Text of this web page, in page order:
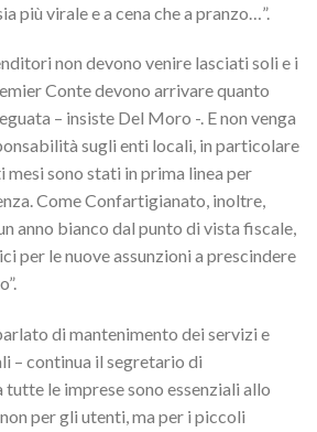
più virale e a cena che a pranzo…”.
non devono venire lasciati soli e i
Conte devono arrivare quanto
– insiste Del Moro -. E non venga
sugli enti locali, in particolare
mesi sono stati in prima linea per
Come Confartigianato, inoltre,
anno bianco dal punto di vista fiscale,
per le nuove assunzioni a prescindere
di mantenimento dei servizi e
– continua il segretario di
le imprese sono essenziali allo
per gli utenti, ma per i piccoli